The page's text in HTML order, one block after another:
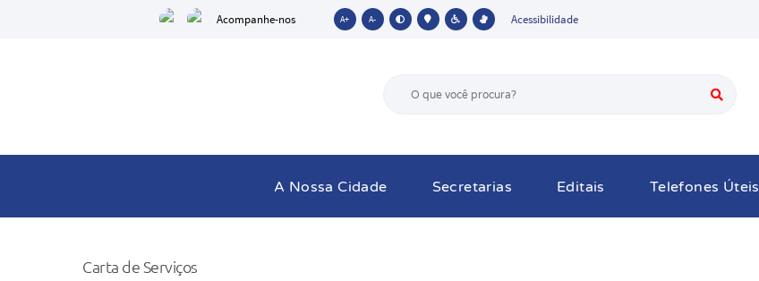
Acompanhe-nos A+ A- Acessibilidade
A Nossa Cidade Secretarias Editais Telefones Úteis
Carta de Serviços